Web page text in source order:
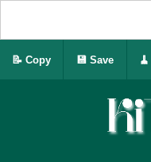
📝 Copy 💾 Save